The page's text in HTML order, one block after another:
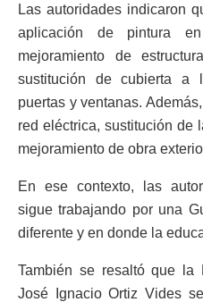
Las autoridades indicaron
aplicación de pintura
mejoramiento de
sustitución de cubierta a
puertas y ventanas.
red eléctrica, sustitución de
mejoramiento de obra
En ese contexto, las
sigue trabajando por una
diferente y en donde la
También se resaltó que la
José Ignacio Ortiz Vides